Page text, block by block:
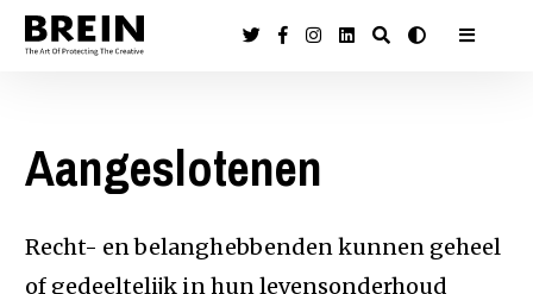
Aangeslotenen
Recht- en belanghebbenden kunnen geheel
of gedeeltelijk in hun levensonderhoud